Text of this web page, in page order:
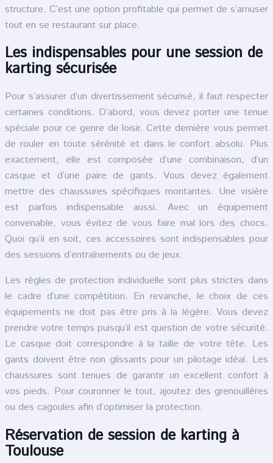
structure. C’est une option profitable qui permet de s’amuser
tout en se restaurant sur place.
Les indispensables pour une session de
karting sécurisée
Pour s’assurer d’un divertissement sécurisé, il faut respecter
certaines conditions. D’abord, vous devez porter une tenue
spéciale pour ce genre de loisir. Cette dernière vous permet
de rouler en toute sérénité et dans le confort absolu. Plus
exactement, elle est composée d’une combinaison, d’un
casque et d’une paire de gants. Vous devez également
mettre des chaussures spécifiques montantes. Une visière
est parfois indispensable aussi. Avec un équipement
convenable, vous évitez de vous faire mal lors des chocs.
Quoi qu’il en soit, ces accessoires sont indispensables pour
des sessions d’entraînements ou de jeux.
Les règles de protection individuelle sont plus strictes dans
le cadre d’une compétition. En revanche, le choix de ces
équipements ne doit pas être pris à la légère. Vous devez
prendre votre temps puisqu’il est question de votre sécurité.
Le casque doit correspondre à la taille de votre tête. Les
gants doivent être non glissants pour un pilotage idéal. Les
chaussures sont tenues de garantir un excellent confort à
vos pieds. Pour couronner le tout, ajoutez des grenouillères
ou des cagoules afin d’optimiser la protection.
Réservation de session de karting à
Toulouse